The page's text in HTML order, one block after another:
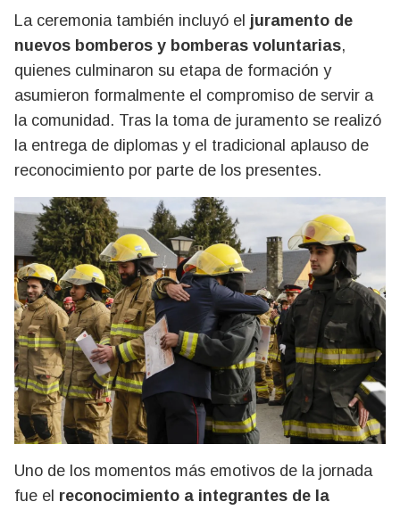
La ceremonia también incluyó el juramento de
nuevos bomberos y bomberas voluntarias,
quienes culminaron su etapa de formación y
asumieron formalmente el compromiso de servir a
la comunidad. Tras la toma de juramento se realizó
la entrega de diplomas y el tradicional aplauso de
reconocimiento por parte de los presentes.
Uno de los momentos más emotivos de la jornada
fue el reconocimiento a integrantes de la